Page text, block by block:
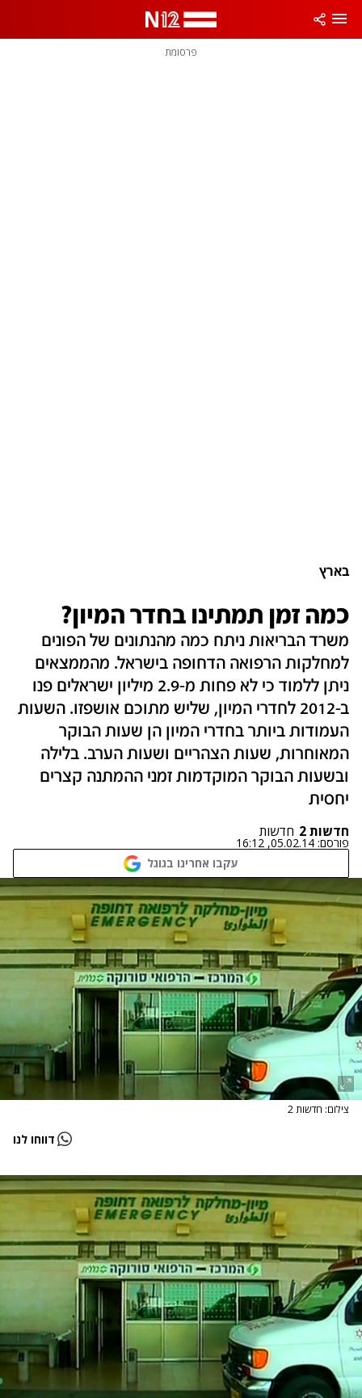
פרסומת
בארץ
כמה זמן תמתינו בחדר המיון?
משרד הבריאות ניתח כמה מהנתונים של הפונים
למחלקות הרפואה הדחופה בישראל. מהממצאים
ניתן ללמוד כי לא פחות מ-2.9 מיליון ישראלים פנו
ב-2012 לחדרי המיון, שליש מתוכם אושפזו. השעות
העמודות ביותר בחדרי המיון הן שעות הבוקר
המאוחרות, שעות הצהריים ושעות הערב. בלילה
ובשעות הבוקר המוקדמות זמני ההמתנה קצרים
יחסית
חדשות 2 חדשות
פורסם: 05.02.14, 16:12
עקבו אחרינו בגוגל
צילום: חדשות 2
דווחו לנו